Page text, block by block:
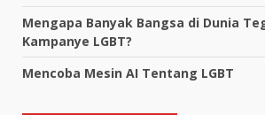
Mengapa Banyak Bangsa di Dunia
Kampanye LGBT?
Mencoba Mesin AI Tentang LGBT